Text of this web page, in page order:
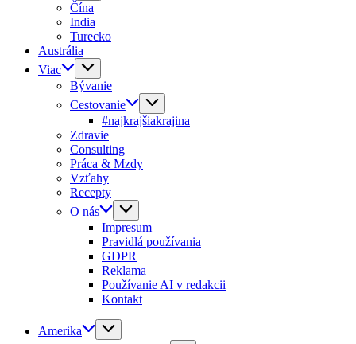
Čína
India
Turecko
Austrália
Viac
Bývanie
Cestovanie
#najkrajšiakrajina
Zdravie
Consulting
Práca & Mzdy
Vzťahy
Recepty
O nás
Impresum
Pravidlá používania
GDPR
Reklama
Používanie AI v redakcii
Kontakt
Amerika